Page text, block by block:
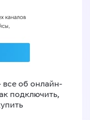
все об онлайн-
подключить,